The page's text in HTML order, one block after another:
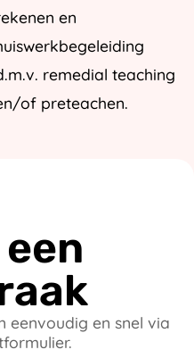
en
remedial teaching
of preteachen.
eenvoudig en snel via